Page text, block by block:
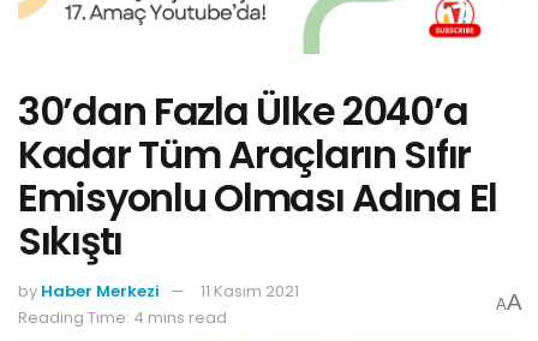
30’dan Fazla Ülke 2040’a
Kadar Tüm Araçların Sıfır
Emisyonlu Olması Adına El
Sıkıştı
by Haber Merkezi
11 Kasım 2021
Reading Time: 4 mins read
AA